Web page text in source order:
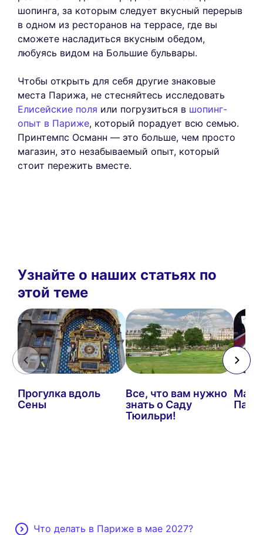
шопинга, за которым следует вкусный перерыв
в одном из ресторанов на террасе, где вы
сможете насладиться вкусным обедом,
любуясь видом на Большие бульвары.
Чтобы открыть для себя другие знаковые
места Парижа, не стесняйтесь исследовать
Елисейские поля или погрузиться в шопинг-
опыт в Париже, который порадует всю семью.
Принтемпс Османн — это больше, чем просто
магазин, это незабываемый опыт, который
стоит пережить вместе.
Узнайте о наших статьях по
этой теме
Прогулка вдоль
Сены
Все, что вам нужно
знать о Саду
Тюильри!
Что делать в Париже в мае 2027?